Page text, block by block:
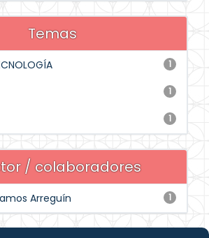
Temas
1
1
1
/ colaboradores
1
Arreguín